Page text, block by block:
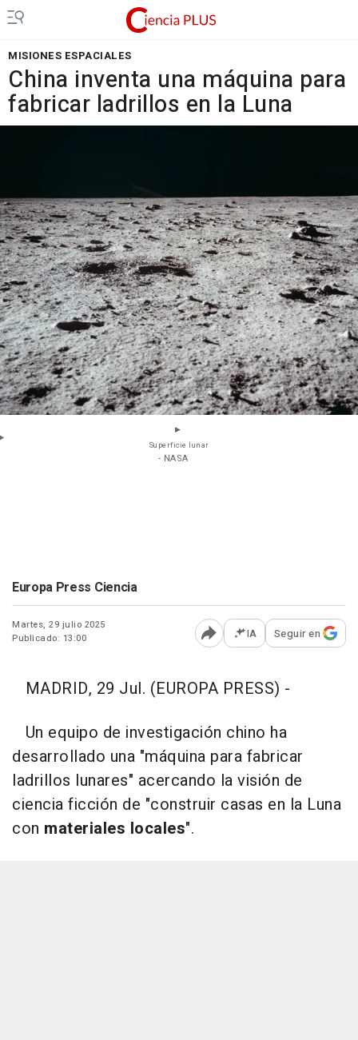
MISIONES ESPACIALES
China inventa una máquina para
fabricar ladrillos en la Luna
Superficie lunar
- NASA
Europa Press Ciencia
Martes, 29 julio 2025
Publicado: 13:00
Abrir opciones para
IA Seguir en
MADRID, 29 Jul. (EUROPA PRESS) -
Un equipo de investigación chino ha
desarrollado una "máquina para fabricar
ladrillos lunares" acercando la visión de
ciencia ficción de "construir casas en la Luna
con materiales locales".